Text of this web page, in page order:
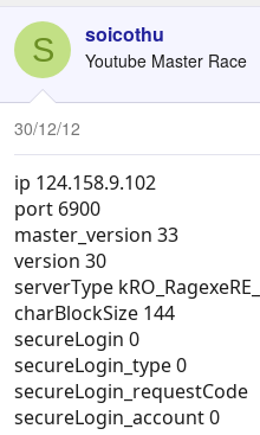
S soicothu
Youtube Master Race
30/12/12
ip 124.158.9.102
port 6900
master_version 33
version 30
serverType
charBlockSize 144
secureLogin 0
secureLogin_type 0
secureLogin_requestCode
secureLogin_account 0